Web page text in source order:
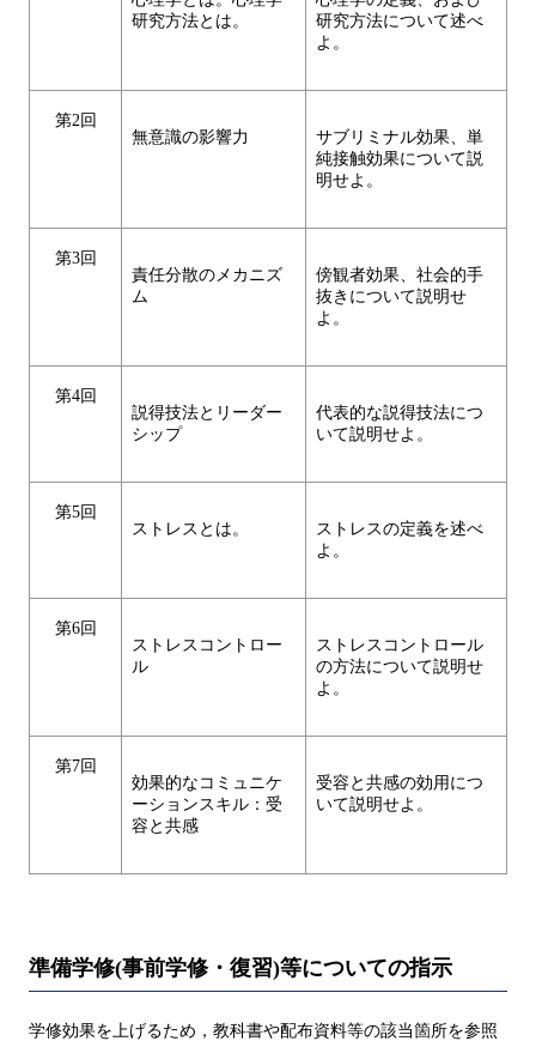
研究方法とは。
研究方法について述べ
よ。
第2回
無意識の影響力
サブリミナル効果、単
純接触効果について説
明せよ。
第3回
責任分散のメカニズ
ム
傍観者効果、社会的手
抜きについて説明せ
よ。
第4回
説得技法とリーダー
シップ
代表的な説得技法につ
いて説明せよ。
第5回
ストレスとは。
ストレスの定義を述べ
よ。
第6回
ストレスコントロー
ル
ストレスコントロール
の方法について説明せ
よ。
第7回
効果的なコミュニケ
ーションスキル：受
容と共感
受容と共感の効用につ
いて説明せよ。
準備学修(事前学修・復習)等についての指示
学修効果を上げるため，教科書や配布資料等の該当箇所を参照